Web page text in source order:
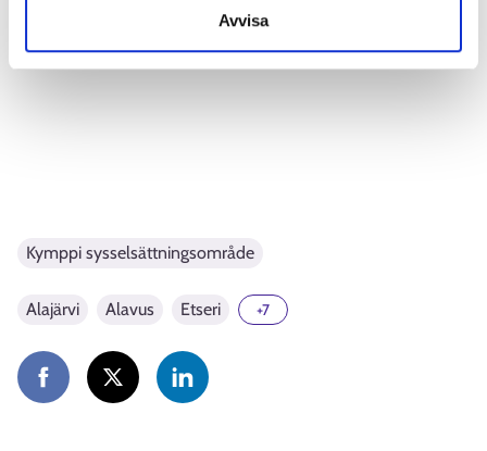
Avvisa
Ura- ja koulutuspolut sekä työelämäosaaminen -valmennus
Kymppi sysselsättningsområde
Alajärvi Alavus Etseri +7